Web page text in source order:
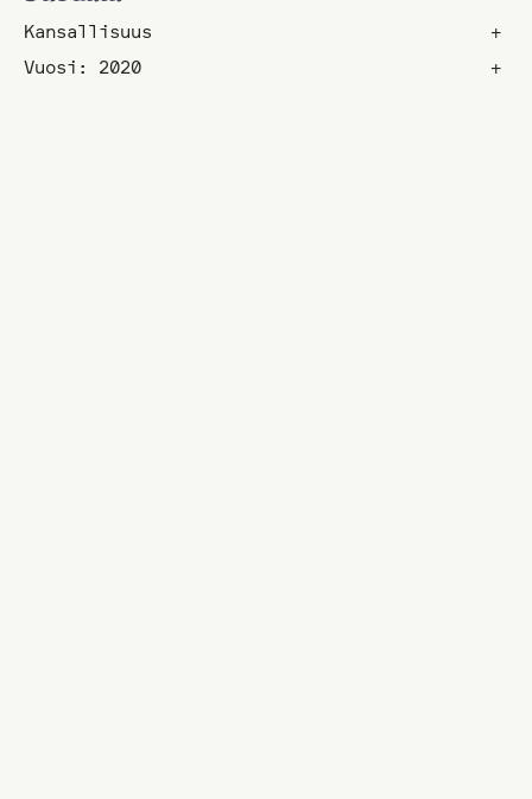
Kansallisuus
+
Vuosi: 2020
+